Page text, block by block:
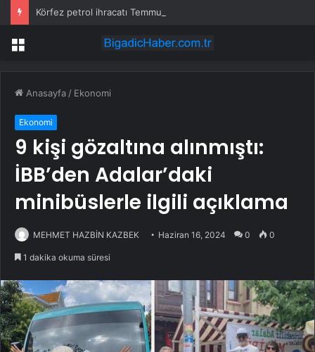
Menü
Anasayfa / Ekonomi
Ekonomi
9 kişi gözaltına alınmıştı:
İBB’den Adalar’daki
minibüslerle ilgili açıklama
MEHMET HAZBİN KAZBEK Haziran 16, 2024 0 0
1 dakika okuma süresi